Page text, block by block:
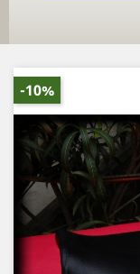
-10%